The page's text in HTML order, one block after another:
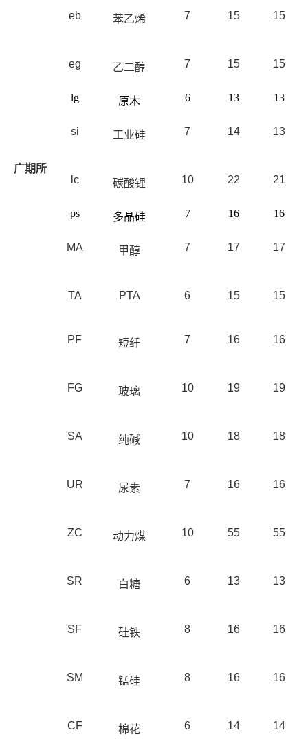
eb 苯乙烯 7 15 15
eg 乙二醇 7 15 15
lg 原木 6 13 13
广期所
si 工业硅 7 14 13
lc 碳酸锂 10 22 21
ps 多晶硅 7 16 16
MA 甲醇 7 17 17
TA PTA 6 15 15
PF 短纤 7 16 16
FG 玻璃 10 19 19
SA 纯碱 10 18 18
UR 尿素 7 16 16
ZC 动力煤 10 55 55
SR 白糖 6 13 13
SF 硅铁 8 16 16
SM 锰硅 8 16 16
CF 棉花 6 14 14